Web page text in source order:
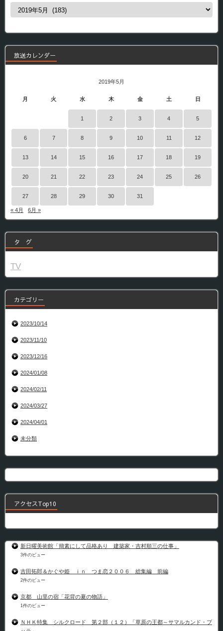
過
組
放送カレンダー
2019年5月
月 火 水 木 金 土 日
1 2 3 4 5
6 7 8 9 10 11 12
13 14 15 16 17 18 19
20 21 22 23 24 25 26
27 28 29 30 31
« 4月 6月 »
タ グ
TV
カテゴリー
2023/10/14
2023/11/10
2023/12/16
2024/01/08
2024/02/11
2024/03/27
2024/04/01
未分類
アクセスTop10
新日曜美術館「簡素にして品格あり 建築家・吉村順三の仕事」
3件のビュー
吉田拓郎＆かぐや姫 ｉｎ つま恋２００６ 総集編 前編
2件のビュー
京都 山里の宿「花背の夏の物語」
1件のビュー
ＮＨＫ特集 シルクロード 第２部（１２）「草原の王都～サマルカンド・ブ